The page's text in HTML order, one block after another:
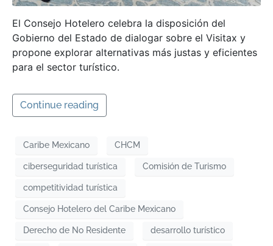
El Consejo Hotelero celebra la disposición del
Gobierno del Estado de dialogar sobre el Visitax y
propone explorar alternativas más justas y eficientes
para el sector turístico.
Continue reading
Caribe Mexicano CHCM
ciberseguridad turística Comisión de Turismo
competitividad turística
Consejo Hotelero del Caribe Mexicano
Derecho de No Residente desarrollo turístico